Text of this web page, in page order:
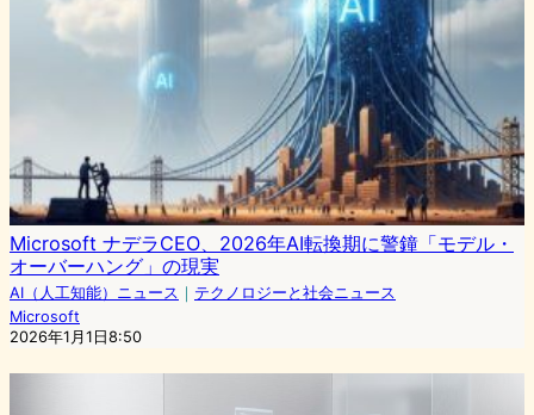
Microsoft ナデラCEO、2026年AI転換期に警鐘「モデル・
オーバーハング」の現実
AI（人工知能）ニュース ｜ テクノロジーと社会ニュース
Microsoft
2026年1月1日8:50